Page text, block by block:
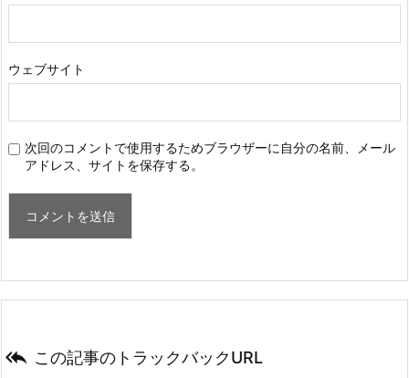
ウェブサイト
次回のコメントで使用するためブラウザーに自分の名前、メール
アドレス、サイトを保存する。
 この記事のトラックバックURL